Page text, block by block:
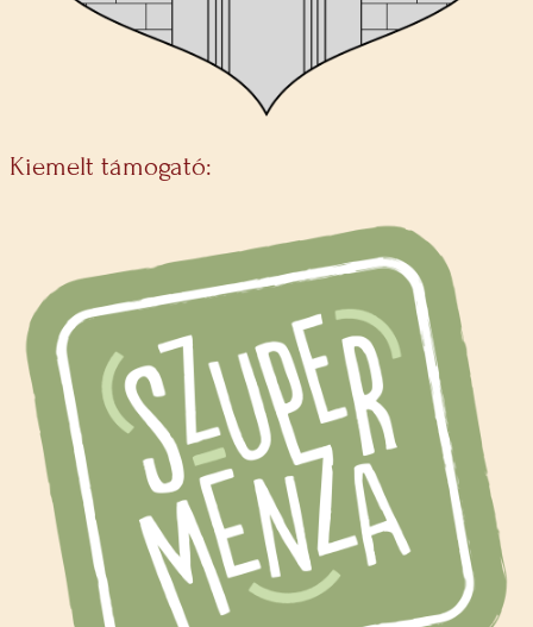
Kiemelt támogató: